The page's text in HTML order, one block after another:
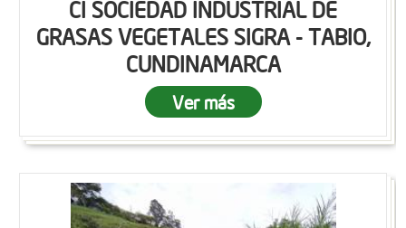
CI SOCIEDAD INDUSTRIAL DE
GRASAS VEGETALES SIGRA - TABIO,
CUNDINAMARCA
Ver más